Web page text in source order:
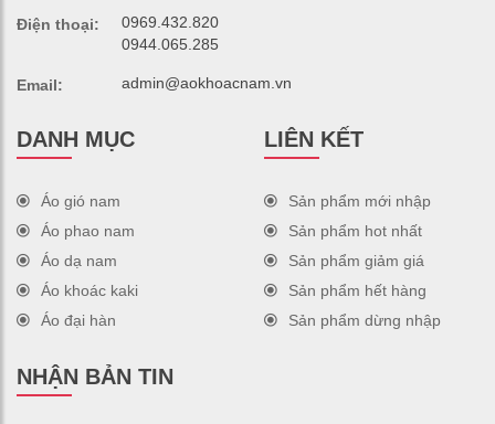
Điện thoại:
0969.432.820
0944.065.285
Email: admin@aokhoacnam.vn
DANH MỤC
Áo gió nam
Áo phao nam
Áo dạ nam
Áo khoác kaki
Áo đại hàn
LIÊN KẾT
Sản phẩm mới nhập
Sản phẩm hot nhất
Sản phẩm giảm giá
Sản phẩm hết hàng
Sản phẩm dừng nhập
NHẬN BẢN TIN